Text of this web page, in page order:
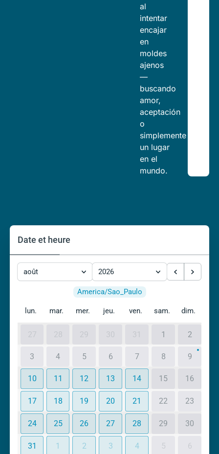
al
intentar
encajar
en
moldes
ajenos
—
buscando
amor,
aceptación
o
simplemente
un lugar
en el
mundo.
Date et heure
août 2026
America/Sao_Paulo
lun. mar. mer. jeu. ven. sam. dim.
27 28 29 30 31 1 2
3 4 5 6 7 8 9
10 11 12 13 14 15 16
17 18 19 20 21 22 23
24 25 26 27 28 29 30
31 1 2 3 4 5 6